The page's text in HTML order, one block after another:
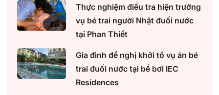
Thực nghiệm điều tra hiện trường
vụ bé trai người Nhật đuối nước
tại Phan Thiết
Gia đình đề nghị khởi tố vụ án bé
trai đuối nước tại bể bơi IEC
Residences